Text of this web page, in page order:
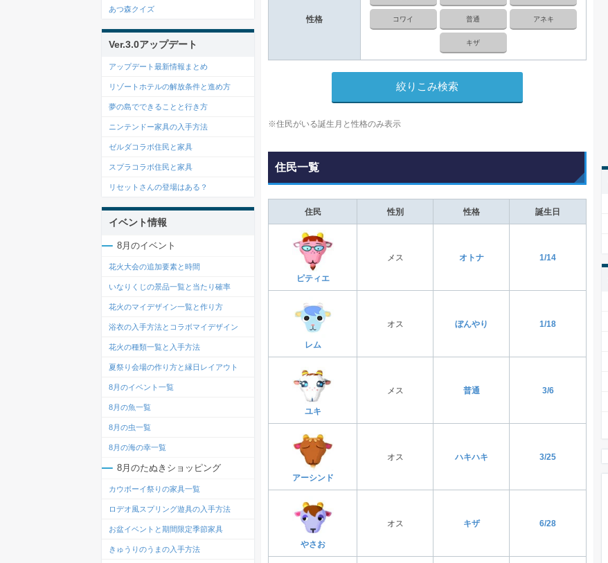
性格 コワイ 普通 アネキ
キザ
※住民がいる誕生月と性格のみ表示
住民一覧
住民 性別 性格 誕生日
ピティエ
メス オトナ 1/14
レム
オス ぼんやり 1/18
ユキ
メス 普通 3/6
アーシンド
オス ハキハキ 3/25
やさお
オス キザ 6/28
あつ森クイズ
Ver.3.0アップデート
アップデート最新情報まとめ
リゾートホテルの解放条件と進め方
夢の島でできることと行き方
ニンテンドー家具の入手方法
ゼルダコラボ住民と家具
スプラコラボ住民と家具
リセットさんの登場はある？
イベント情報
8月のイベント
花火大会の追加要素と時間
いなりくじの景品一覧と当たり確率
花火のマイデザイン一覧と作り方
浴衣の入手方法とコラボマイデザイン
花火の種類一覧と入手方法
夏祭り会場の作り方と縁日レイアウト
8月のイベント一覧
8月の魚一覧
8月の虫一覧
8月の海の幸一覧
8月のたぬきショッピング
カウボーイ祭りの家具一覧
ロデオ風スプリング遊具の入手方法
お盆イベントと期間限定季節家具
きゅうりのうまの入手方法